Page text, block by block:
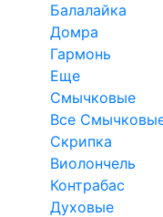
Балалайка
Домра
Гармонь
Еще
Смычковые
Все
Скрипка
Виолончель
Контрабас
Духовые